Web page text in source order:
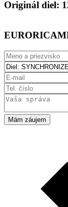
Originál diel:
Mám záujem